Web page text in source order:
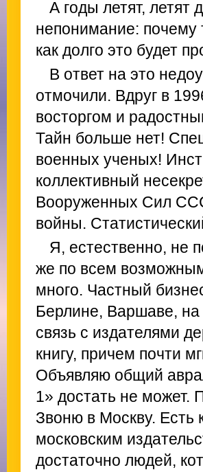
А годы летят, летят
непонимание: почему
как долго это будет
В ответ на это
отмочили. Вдруг в
восторгом и
Тайн больше нет!
военных ученых!
коллективный
Вооруженных Сил
войны.
Я, естественно, не
же по всем
много. Частный
Берлине, Варшаве,
связь с издателями
книгу, причем почти
Объявляю общий
1» достать не может.
Звоню в Москву. Есть
московским
достаточно людей,